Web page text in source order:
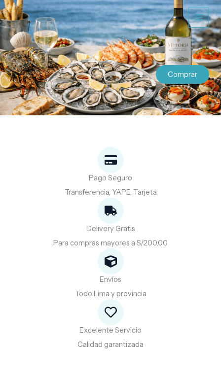
al
contenido
Comprar
Pago Seguro
Transferencia, YAPE, Tarjeta
Delivery Gratis
Para compras mayores a S/200.00
Envíos
Todo Lima y provincia
Excelente Servicio
Calidad garantizada